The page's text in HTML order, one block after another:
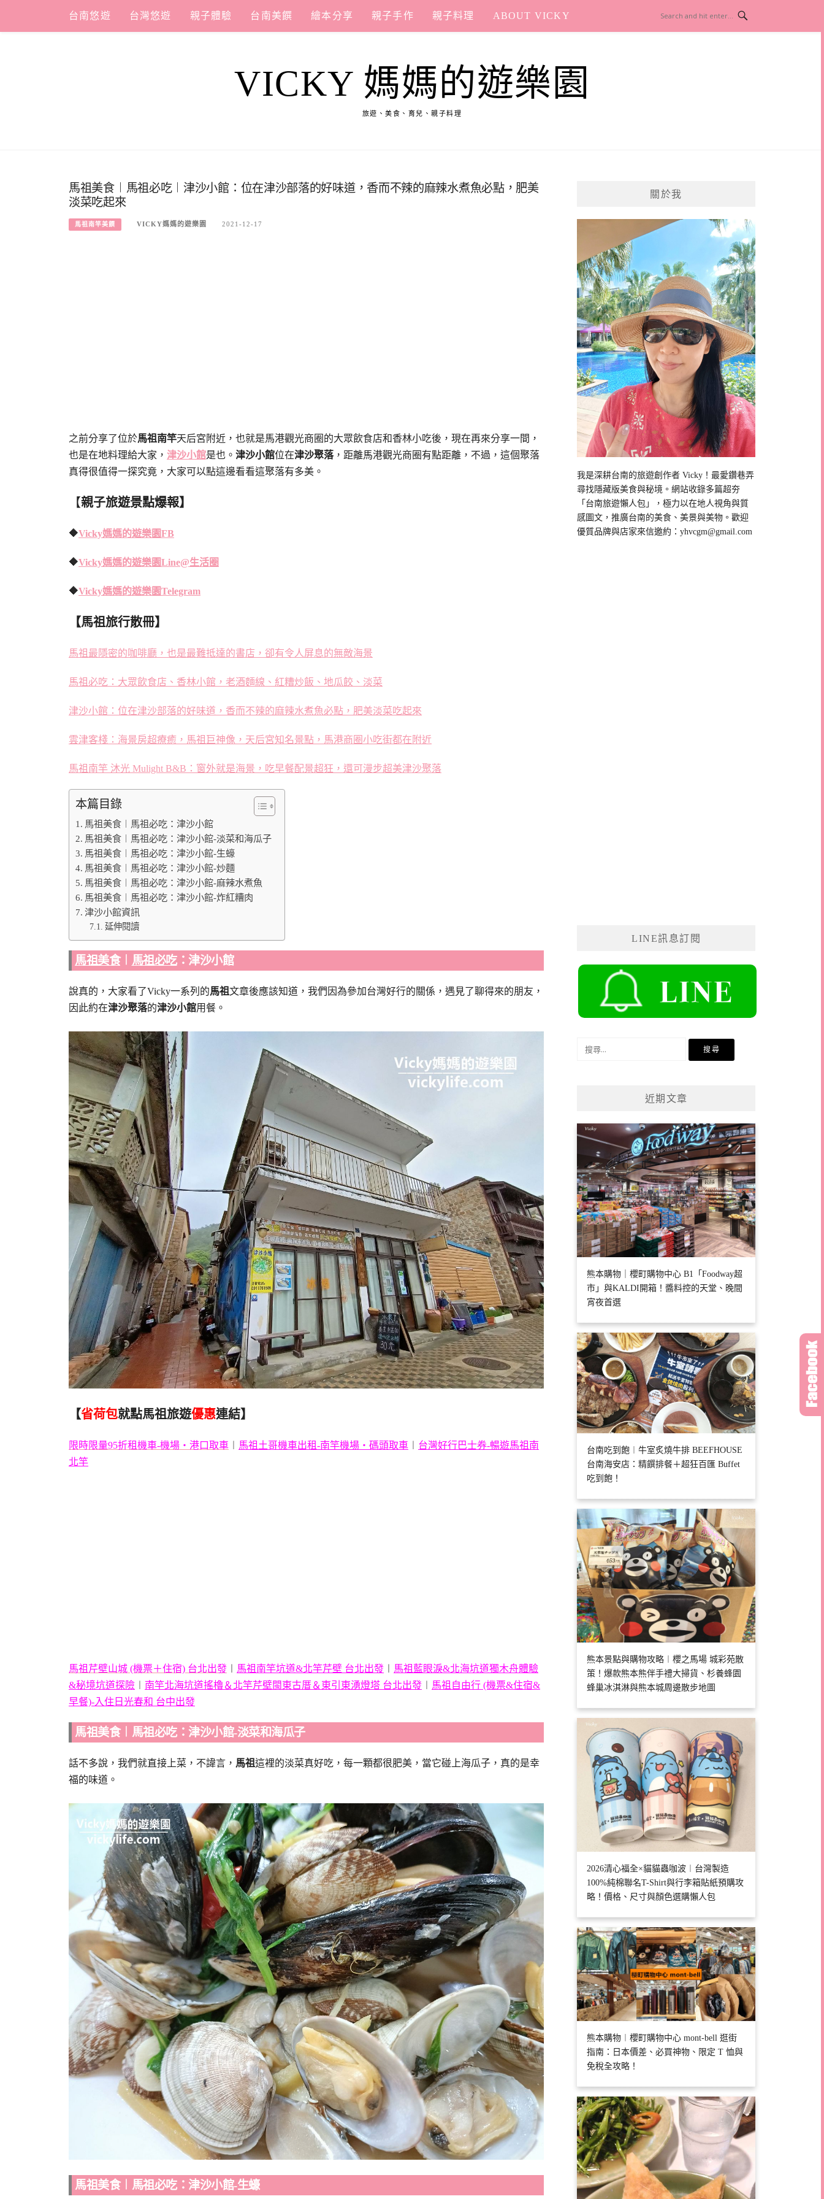
content
台南悠遊 台灣悠遊 親子體驗 台南美饌 繪本分享 親子手作 親子料理 ABOUT VICKY
VICKY 媽媽的遊樂園
旅遊、美食、育兒、親子料理
馬祖美食︱馬祖必吃︱津沙小館：位在津沙部落的好味道，香而不辣的麻辣水煮魚必點，肥美
淡菜吃起來
馬祖南竿美饌 VICKY媽媽的遊樂園 2021-12-17
之前分享了位於馬祖南竿天后宮附近，也就是馬港觀光商圈的大眾飲食店和香林小吃後，現在再來分享一間，
也是在地料理給大家， 津沙小館是也。 津沙小館位在津沙聚落，距離馬港觀光商圈有點距離，不過，這個聚落
真得很值得一探究竟，大家可以點這邊看看這聚落有多美。
【親子旅遊景點爆報】
🔶Vicky媽媽的遊樂園FB
🔶Vicky媽媽的遊樂園Line@生活圈
🔶Vicky媽媽的遊樂園Telegram
【馬祖旅行散冊】
馬祖最隱密的咖啡廳，也是最難抵達的書店，卻有令人屏息的無敵海景
馬祖必吃：大眾飲食店、香林小館，老酒麵線、紅糟炒飯、地瓜餃、淡菜
津沙小館：位在津沙部落的好味道，香而不辣的麻辣水煮魚必點，肥美淡菜吃起來
雲津客棧：海景房超療癒，馬祖巨神像，天后宮知名景點，馬港商圈小吃街都在附近
馬祖南竿 沐光 Mulight B&B：窗外就是海景，吃早餐配景超狂，還可漫步超美津沙聚落
本篇目錄
馬祖美食︱馬祖必吃：津沙小館
馬祖美食︱馬祖必吃：津沙小館-淡菜和海瓜子
馬祖美食︱馬祖必吃：津沙小館-生蠔
馬祖美食︱馬祖必吃：津沙小館-炒麵
馬祖美食︱馬祖必吃：津沙小館-麻辣水煮魚
馬祖美食︱馬祖必吃：津沙小館-炸紅糟肉
津沙小館資訊
延伸閱讀
馬祖美食︱ 馬祖必吃：津沙小館
說真的，大家看了Vicky一系列的馬祖文章後應該知道，我們因為參加台灣好行的關係，遇見了聊得來的朋友，
因此約在津沙聚落的津沙小館用餐。
【省荷包就點馬祖旅遊優惠連結】
限時限量95折租機車-機場・港口取車 馬祖土哥機車出租-南竿機場 ・ 碼頭取車
台灣好行巴士券-暢遊馬祖南
北竿
馬祖芹壁山城 (機票＋住宿) 台北出發 馬祖南竿坑道&北竿芹壁 台北出發
馬祖藍眼淚&北海坑道獨木舟體驗
&秘境坑道探險
南竿北海坑道搖櫓＆北竿芹壁閩東古厝＆東引東湧燈塔 台北出發
馬祖自由行 (機票&住宿&
早餐)-入住日光春和 台中出發
馬祖美食︱馬祖必吃：津沙小館-淡菜和海瓜子
話不多說，我們就直接上菜，不諱言， 馬祖這裡的淡菜真好吃，每一顆都很肥美，當它碰上海瓜子，真的是幸
福的味道。
馬祖美食︱馬祖必吃：津沙小館-生蠔
關於我
我是深耕台南的旅遊創作者 Vicky！最愛鑽巷弄
尋找隱藏版美食與秘境。網站收錄多篇超夯
「台南旅遊懶人包」，極力以在地人視角與質
感圖文，推廣台南的美食、美景與美物。歡迎
優質品牌與店家來信邀約：yhvcgm@gmail.com
LINE訊息訂閱
近期文章
熊本購物｜櫻町購物中心 B1「Foodway超
市」與KALDI開箱！醬料控的天堂、晚間
宵夜首選
台南吃到飽︱牛室炙燒牛排 BEEFHOUSE
台南海安店：精饌排餐＋超狂百匯 Buffet
吃到飽！
熊本景點與購物攻略︱櫻之馬場 城彩苑散
策！爆款熊本熊伴手禮大掃貨、杉養蜂園
蜂巢冰淇淋與熊本城周邊散步地圖
2026清心福全×貓貓蟲咖波︱台灣製造
100%純棉聯名T-Shirt與行李箱貼紙預購攻
略！價格、尺寸與顏色選購懶人包
熊本購物︱櫻町購物中心 mont-bell 逛街
指南：日本價差、必買神物、限定 T 恤與
免稅全攻略！